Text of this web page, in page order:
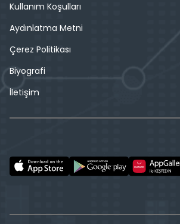
Kullanım Koşulları
Aydınlatma Metni
Çerez Politikası
Biyografi
İletişim